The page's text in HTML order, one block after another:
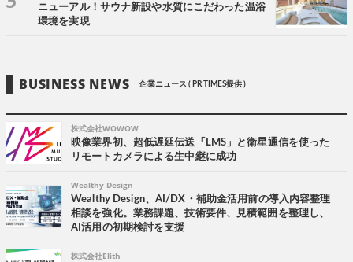
ニューアル！サウナ新設や水質にこだわった温浴
環境を実現
BUSINESS NEWS 企業ニュース ( PR TIMES提供 )
株式会社WOWOW
映像業界初、超低遅延伝送「LMS」と衛星通信を使った
リモートカメラによる生中継に成功
Wealthy Design
Wealthy Design、AI/DX・補助金活用前の導入内容整理
相談を強化。業務課題、技術要件、見積範囲を整理し、
AI活用の初期検討を支援
株式会社Elith